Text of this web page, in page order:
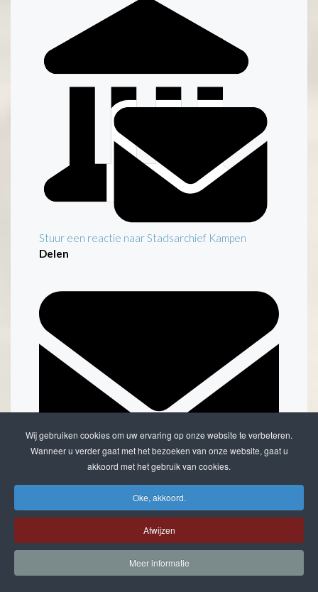
Stuur een reactie naar Stadsarchief Kampen
Delen
Doorsturen per email
Wij gebruiken cookies om uw ervaring op onze website te verbeteren.
Wanneer u verder gaat met het bezoeken van onze website, gaat u
akkoord met het gebruik van cookies.
Oke, akkoord.
Afwijzen
Meer informatie